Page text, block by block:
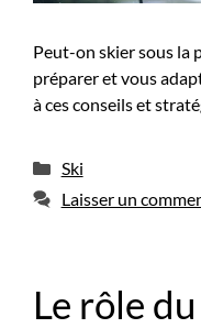
Peut-on skier sous la
préparer et vous
à ces conseils et
Catégories
Ski
Laisser un
Le rôle